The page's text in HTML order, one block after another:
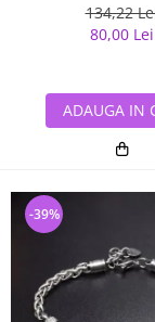
134,22
80,00 Lei
ADAUGA IN
-39%